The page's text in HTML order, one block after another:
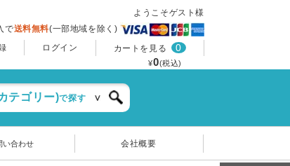
ようこそゲスト様
で送料無料(一部地域を除く)
ログイン カートを見る 0
¥0(税込)
テゴリー)で探す
い合わせ 会社概要